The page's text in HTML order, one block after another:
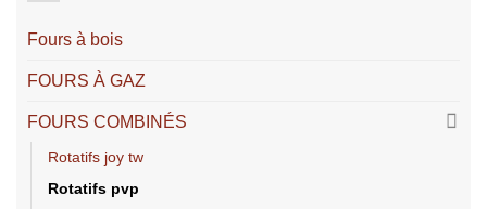
Fours à bois
FOURS À GAZ
FOURS COMBINÉS
rotatifs joy tw
rotatifs pvp